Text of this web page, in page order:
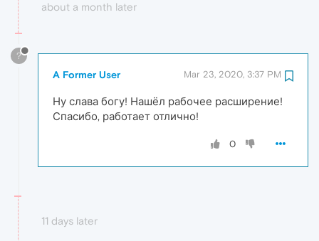
about a month later
?
A Former User Mar 23, 2020, 3:37 PM
Ну слава богу! Нашёл рабочее расширение!
Спасибо, работает отлично!
0
11 days later